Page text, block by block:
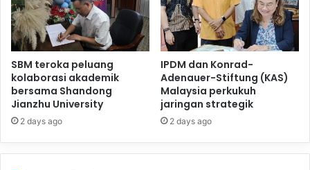
SBM teroka peluang
kolaborasi akademik
bersama Shandong
Jianzhu University
2 days ago
IPDM dan Konrad-
Adenauer-Stiftung (KAS)
Malaysia perkukuh
jaringan strategik
2 days ago